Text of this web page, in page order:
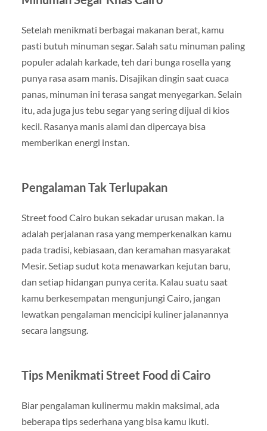
Setelah menikmati berbagai makanan berat, kamu
pasti butuh minuman segar. Salah satu minuman paling
populer adalah karkade, teh dari bunga rosella yang
punya rasa asam manis. Disajikan dingin saat cuaca
panas, minuman ini terasa sangat menyegarkan. Selain
itu, ada juga jus tebu segar yang sering dijual di kios
kecil. Rasanya manis alami dan dipercaya bisa
memberikan energi instan.
Pengalaman Tak Terlupakan
Street food Cairo bukan sekadar urusan makan. Ia
adalah perjalanan rasa yang memperkenalkan kamu
pada tradisi, kebiasaan, dan keramahan masyarakat
Mesir. Setiap sudut kota menawarkan kejutan baru,
dan setiap hidangan punya cerita. Kalau suatu saat
kamu berkesempatan mengunjungi Cairo, jangan
lewatkan pengalaman mencicipi kuliner jalanannya
secara langsung.
Tips Menikmati Street Food di Cairo
Biar pengalaman kulinermu makin maksimal, ada
beberapa tips sederhana yang bisa kamu ikuti.